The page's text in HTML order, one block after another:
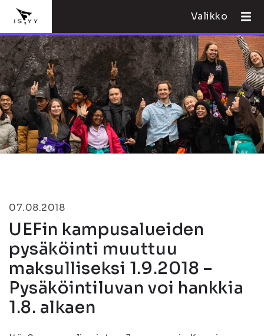
Valikko
07.08.2018
UEFin kampusalueiden
pysäköinti muuttuu
maksulliseksi 1.9.2018 –
Pysäköintiluvan voi hankkia
1.8. alkaen